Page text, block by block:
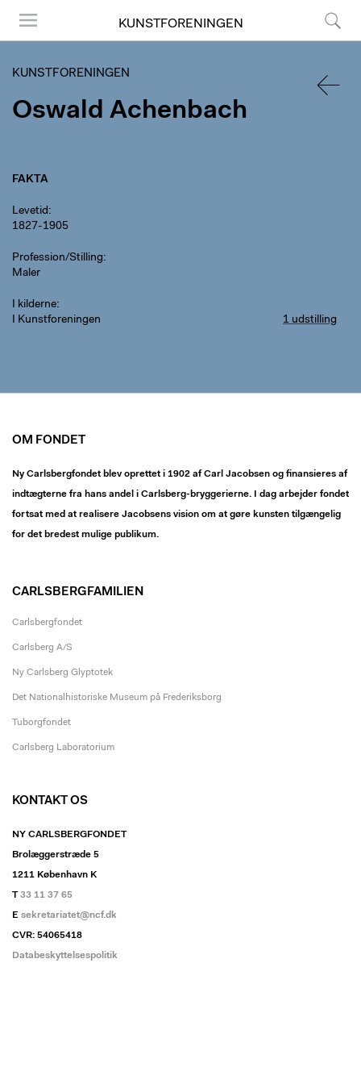
KUNSTFORENINGEN
KUNSTFORENINGEN
Oswald Achenbach
FAKTA
Levetid
1827-1905
Profession/Stilling
Maler
I kilderne
I Kunstforeningen
1 udstilling
OM FONDET
Ny Carlsbergfondet blev oprettet i 1902 af Carl Jacobsen og finansieres af
indtægterne fra hans andel i Carlsberg-bryggerierne. I dag arbejder fondet
fortsat med at realisere Jacobsens vision om at gøre kunsten tilgængelig
for det bredest mulige publikum.
CARLSBERGFAMILIEN
Carlsbergfondet
Carlsberg A/S
Ny Carlsberg Glyptotek
Det Nationalhistoriske Museum på Frederiksborg
Tuborgfondet
Carlsberg Laboratorium
KONTAKT OS
NY CARLSBERGFONDET
Brolæggerstræde 5
1211 København K
T33 11 37 65
E sekretariatet@ncf.dk
CVR: 54065418
Databeskyttelsespolitik